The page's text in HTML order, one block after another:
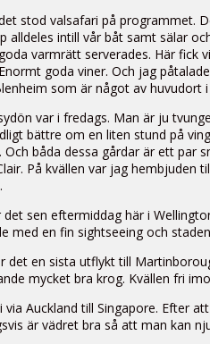
stod valsafari på programmet.
alldeles intill vår båt samt sälar
varmrätt serverades. Här fick
goda viner. Och jag
som är något av huvudort
var i fredags. Man är ju
bättre om en liten stund på
båda dessa gårdar är ett par
På kvällen var jag
det sen eftermiddag här i
med en fin sightseeing och
det en sista utflykt till
mycket bra krog. Kvällen fri
via Auckland till Singapore. Efter
är vädret bra så att man kan